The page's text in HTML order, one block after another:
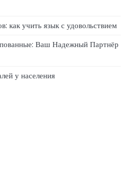
как учить язык с удовольствием
Ваш Надежный Партнёр
у населения